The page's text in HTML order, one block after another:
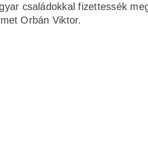
családokkal fizettessék
Orbán Viktor.